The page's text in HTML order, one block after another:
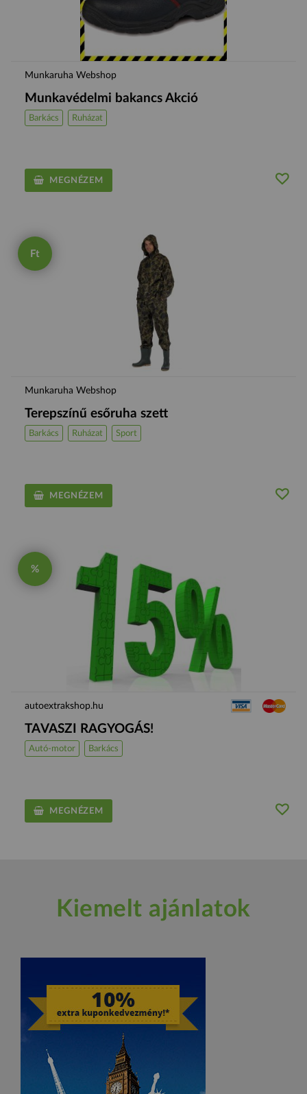
Munkaruha Webshop
Munkavédelmi bakancs Akció
Barkács Ruházat
MEGNÉZEM
Ft
Munkaruha Webshop
Terepszínű esőruha szett
Barkács Ruházat Sport
MEGNÉZEM
%
autoextrakshop.hu
TAVASZI RAGYOGÁS!
Autó-motor Barkács
MEGNÉZEM
Kiemelt ajánlatok